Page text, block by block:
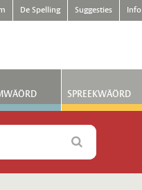
De Spelling Suggesties Info
SPREEKWÄÖRD